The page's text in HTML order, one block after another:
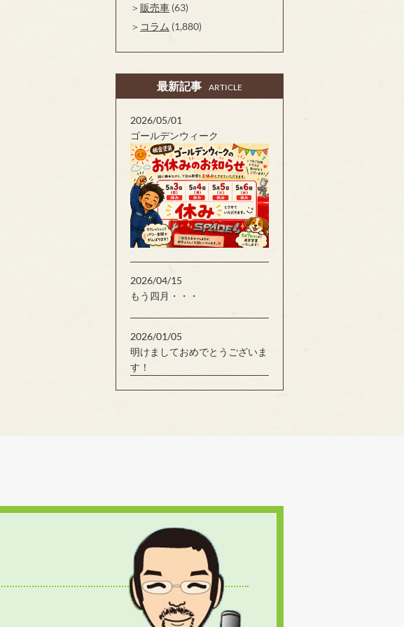
販売車 (63)
コラム (1,880)
最新記事 ARTICLE
2026/05/01
ゴールデンウィーク
2026/04/15
もう四月・・・
2026/01/05
明けましておめでとうございま
す！